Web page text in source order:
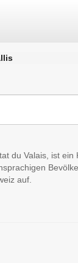
du Valais, ist
auf.